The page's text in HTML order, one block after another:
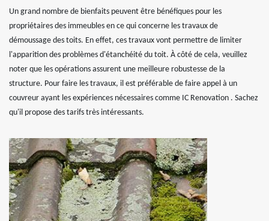
Un grand nombre de bienfaits peuvent être bénéfiques pour les
propriétaires des immeubles en ce qui concerne les travaux de
démoussage des toits. En effet, ces travaux vont permettre de limiter
l'apparition des problèmes d'étanchéité du toit. À côté de cela, veuillez
noter que les opérations assurent une meilleure robustesse de la
structure. Pour faire les travaux, il est préférable de faire appel à un
couvreur ayant les expériences nécessaires comme IC Renovation . Sachez
qu'il propose des tarifs très intéressants.